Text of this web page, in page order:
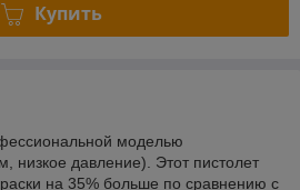
Купить
моделью
низкое давление). Этот пистолет
на 35% больше по сравнению с